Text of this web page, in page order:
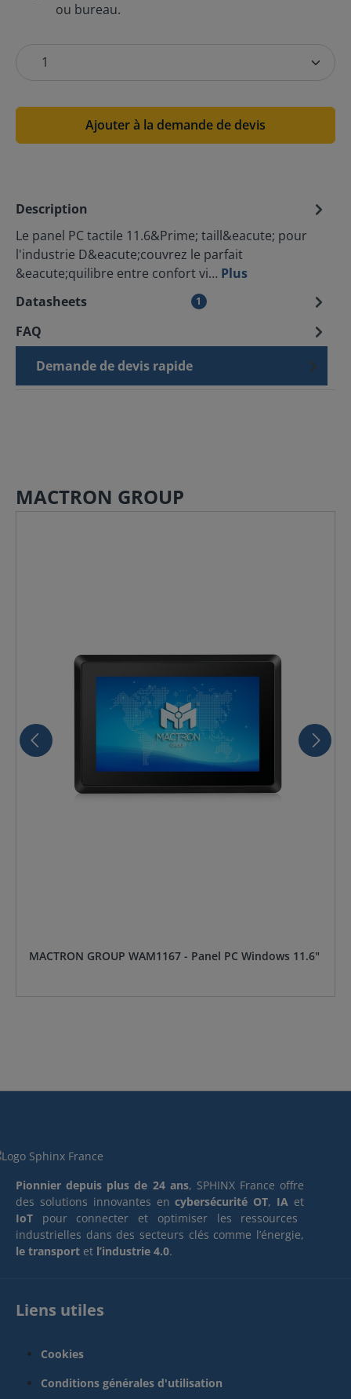
ou bureau.
Ajouter à la demande de devis
Description
Le panel PC tactile 11.6&Prime; taill&eacute; pour
l'industrie D&eacute;couvrez le parfait
&eacute;quilibre entre confort vi… Plus
Datasheets
1
FAQ
Demande de devis rapide
MACTRON GROUP
MACTRON GROUP WAM1167 - Panel PC Windows 11.6"
Pionnier depuis plus de 24 ans, SPHINX France offre
des solutions innovantes encybersécurité OT, IA et
IoT pour connecter et optimiser les ressources
industrielles dans des secteurs clés comme l’énergie,
le transport et l’industrie 4.0.
Liens utiles
Cookies
Conditions générales d'utilisation